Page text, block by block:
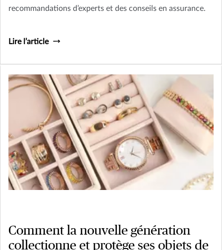
recommandations d’experts et des conseils en assurance.
Lire l’article
Comment la nouvelle génération
collectionne et protège ses objets de